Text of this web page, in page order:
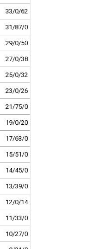
33/0/62
31/87/0
29/0/50
27/0/38
25/0/32
23/0/26
21/75/0
19/0/20
17/63/0
15/51/0
14/45/0
13/39/0
12/0/14
11/33/0
10/27/0